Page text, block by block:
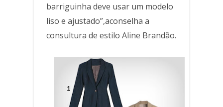
barriguinha deve usar um modelo
liso e ajustado”,aconselha a
consultura de estilo Aline Brandão.